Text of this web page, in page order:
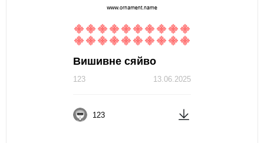
Вишивне сяйво
13.06.2025
123
123